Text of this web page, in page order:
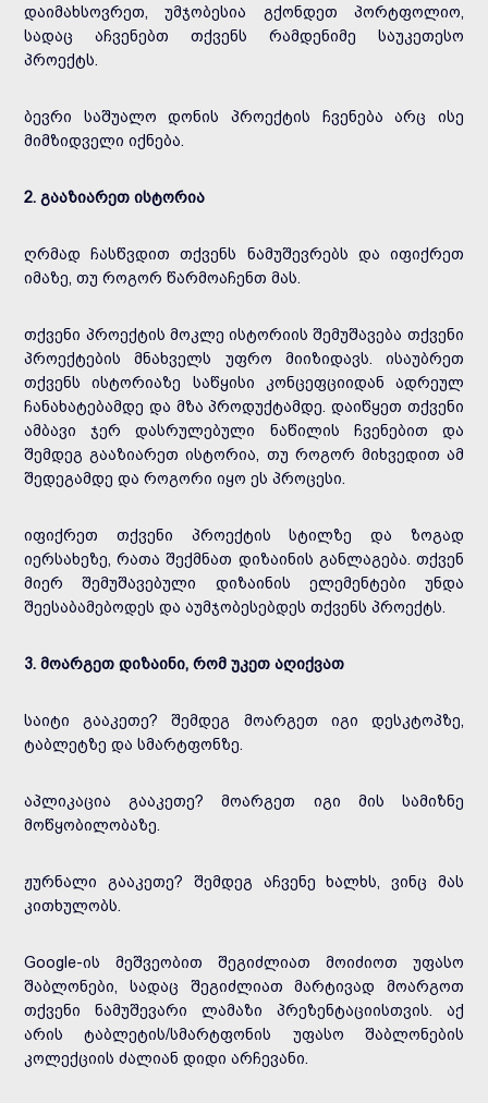
დაიმახსოვრეთ, უმჯობესია გქონდეთ პორტფოლიო,
სადაც აჩვენებთ თქვენს რამდენიმე საუკეთესო
პროექტს.
ბევრი საშუალო დონის პროექტის ჩვენება არც ისე
მიმზიდველი იქნება.
2. გააზიარეთ ისტორია
ღრმად ჩასწვდით თქვენს ნამუშევრებს და იფიქრეთ
იმაზე, თუ როგორ წარმოაჩენთ მას.
თქვენი პროექტის მოკლე ისტორიის შემუშავება თქვენი
პროექტების მნახველს უფრო მიიზიდავს. ისაუბრეთ
თქვენს ისტორიაზე საწყისი კონცეფციიდან ადრეულ
ჩანახატებამდე და მზა პროდუქტამდე. დაიწყეთ თქვენი
ამბავი ჯერ დასრულებული ნაწილის ჩვენებით და
შემდეგ გააზიარეთ ისტორია, თუ როგორ მიხვედით ამ
შედეგამდე და როგორი იყო ეს პროცესი.
იფიქრეთ თქვენი პროექტის სტილზე და ზოგად
იერსახეზე, რათა შექმნათ დიზაინის განლაგება. თქვენ
მიერ შემუშავებული დიზაინის ელემენტები უნდა
შეესაბამებოდეს და აუმჯობესებდეს თქვენს პროექტს.
3. მოარგეთ დიზაინი, რომ უკეთ აღიქვათ
საიტი გააკეთე? შემდეგ მოარგეთ იგი დესკტოპზე,
ტაბლეტზე და სმარტფონზე.
აპლიკაცია გააკეთე? მოარგეთ იგი მის სამიზნე
მოწყობილობაზე.
ჟურნალი გააკეთე? შემდეგ აჩვენე ხალხს, ვინც მას
კითხულობს.
Google-ის მეშვეობით შეგიძლიათ მოიძიოთ უფასო
შაბლონები, სადაც შეგიძლიათ მარტივად მოარგოთ
თქვენი ნამუშევარი ლამაზი პრეზენტაციისთვის. აქ
არის ტაბლეტის/სმარტფონის უფასო შაბლონების
კოლექციის ძალიან დიდი არჩევანი.